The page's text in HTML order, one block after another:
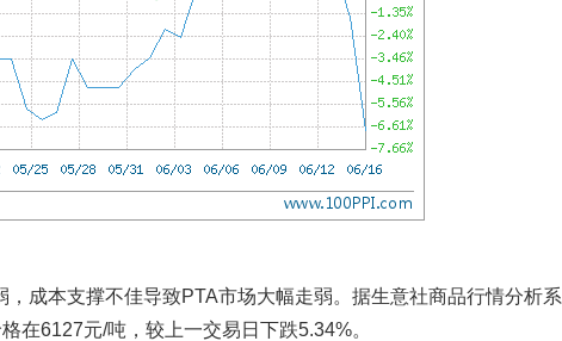
成本支撑不佳导致PTA市场大幅走弱。据生意社商品行情分析系
在6127元/吨，较上一交易日下跌5.34%。